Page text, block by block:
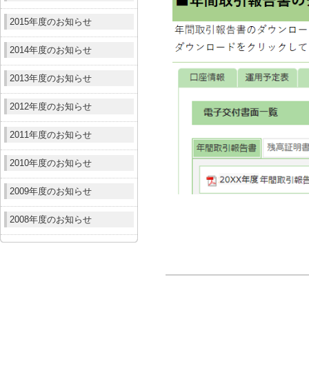
2015年度のお知らせ
2014年度のお知らせ
2013年度のお知らせ
2012年度のお知らせ
2011年度のお知らせ
2010年度のお知らせ
2009年度のお知らせ
2008年度のお知らせ